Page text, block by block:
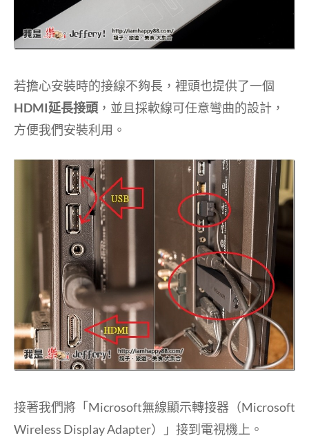
若擔心安裝時的接線不夠長，裡頭也提供了一個
HDMI延長接頭 ，並且採軟線可任意彎曲的設計，
方便我們安裝利用。
接著我們將「Microsoft無線顯示轉接器（Microsoft
Wireless Display Adapter）」接到電視機上。